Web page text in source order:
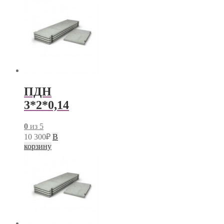
ПДН
3*2*0,14
0 из 5
10 300₽ В
корзину